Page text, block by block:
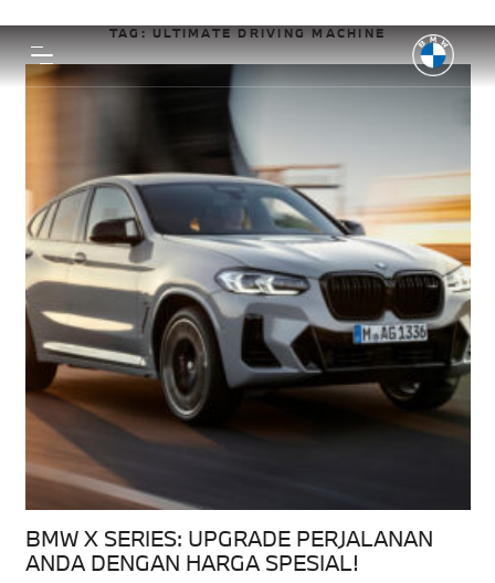
TAG:ULTIMATE DRIVING MACHINE
BMW X SERIES: UPGRADE PERJALANAN
ANDA DENGAN HARGA SPESIAL!